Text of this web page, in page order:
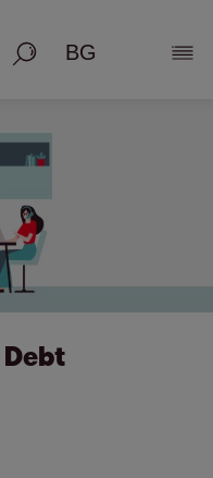
Търсене
Debt